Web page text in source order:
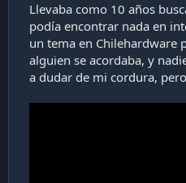
Llevaba como 10 años
podía encontrar nada en
un tema en Chilehardware
alguien se acordaba, y
a dudar de mi cordura,